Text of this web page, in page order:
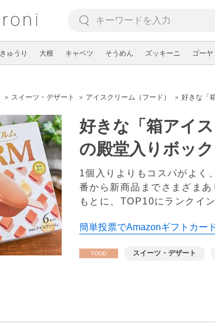
きゅうり 大根 キャベツ そうめん ズッキーニ ゴーヤ
スイーツ・デザート アイスクリーム（フード） 好きな「
好きな「箱アイ
の殿堂入りボッ
1個入りよりもコスパがよく
番から新商品までさまざま
もとに、TOP10にランクイ
簡単投票でAmazonギフトカー
スイーツ・デザート